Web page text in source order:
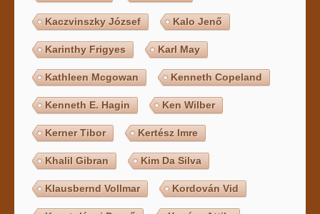
Kaczvinszky József Kalo Jenő
Karinthy Frigyes Karl May
Kathleen Mcgowan Kenneth Copeland
Kenneth E. Hagin Ken Wilber
Kerner Tibor Kertész Imre
Khalil Gibran Kim Da Silva
Klausbernd Vollmar Kordován Vid